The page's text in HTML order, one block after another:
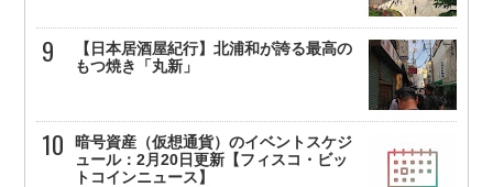
【日本居酒屋紀行】北浦和が誇る最高の
もつ焼き「丸新」
暗号資産（仮想通貨）のイベントスケジ
ュール：2月20日更新【フィスコ・ビッ
トコインニュース】